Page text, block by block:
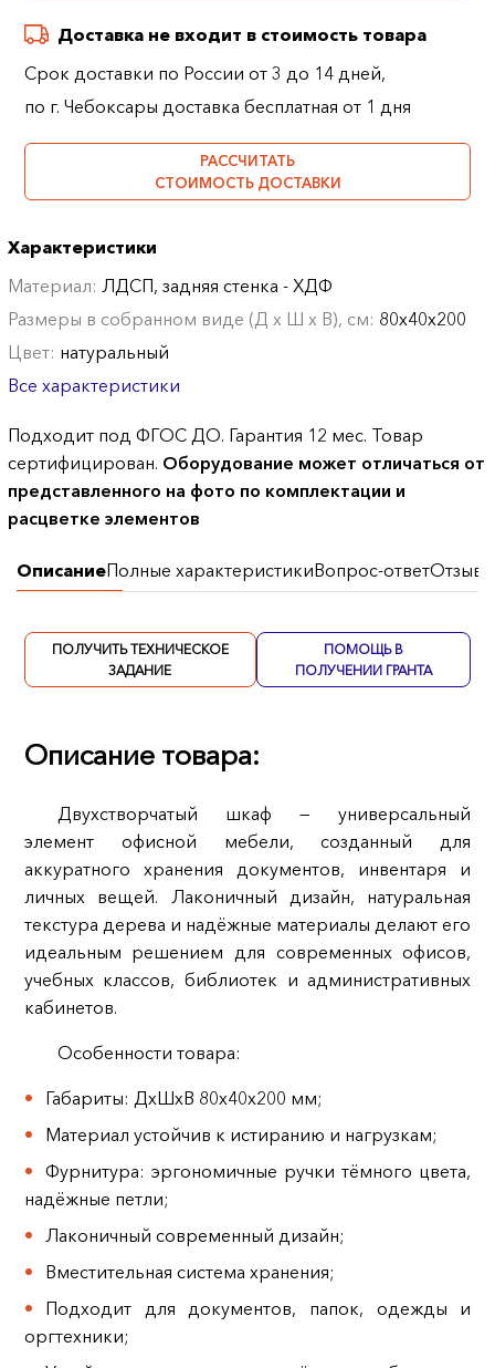
Доставка не входит в стоимость товара
Срок доставки по России от 3 до 14 дней,
по г. Чебоксары доставка бесплатная от 1 дня
РАССЧИТАТЬ
СТОИМОСТЬ ДОСТАВКИ
Характеристики
Материал:ЛДСП, задняя стенка - ХДФ
Размеры в собранном виде (Д х Ш х В), см: 80х40х200
Цвет: натуральный
Все характеристики
Подходит под ФГОС ДО. Гарантия 12 мес. Товар
сертифицирован. Оборудование может отличаться от
представленного на фото по комплектации и
расцветке элементов
ОписаниеПолные характеристикиВопрос-ответОтзывы
ПОЛУЧИТЬ ТЕХНИЧЕСКОЕ
ЗАДАНИЕ
ПОМОЩЬ В
ПОЛУЧЕНИИ ГРАНТА
Описание товара:
Двухстворчатый шкаф — универсальный
элемент офисной мебели, созданный для
аккуратного хранения документов, инвентаря и
личных вещей. Лаконичный дизайн, натуральная
текстура дерева и надёжные материалы делают его
идеальным решением для современных офисов,
учебных классов, библиотек и административных
кабинетов.
Особенности товара:
Габариты: ДхШхВ 80х40х200 мм;
Материал устойчив к истиранию и нагрузкам;
Фурнитура: эргономичные ручки тёмного цвета,
надёжные петли;
Лаконичный современный дизайн;
Вместительная система хранения;
Подходит для документов, папок, одежды и
оргтехники;